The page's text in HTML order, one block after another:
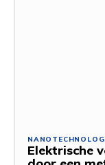
Elektrische